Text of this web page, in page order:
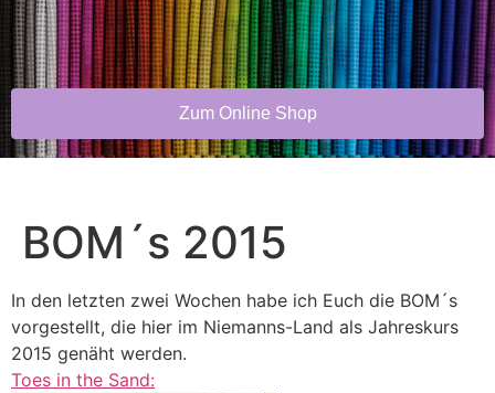
Zum Online Shop
BOM´s 2015
In den letzten zwei Wochen habe ich Euch die BOM´s
vorgestellt, die hier im Niemanns-Land als Jahreskurs
2015 genäht werden.
Toes in the Sand: